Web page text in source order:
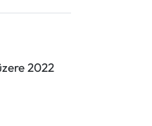
2022